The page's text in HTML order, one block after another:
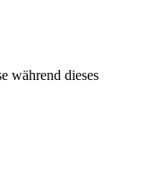
während dieses